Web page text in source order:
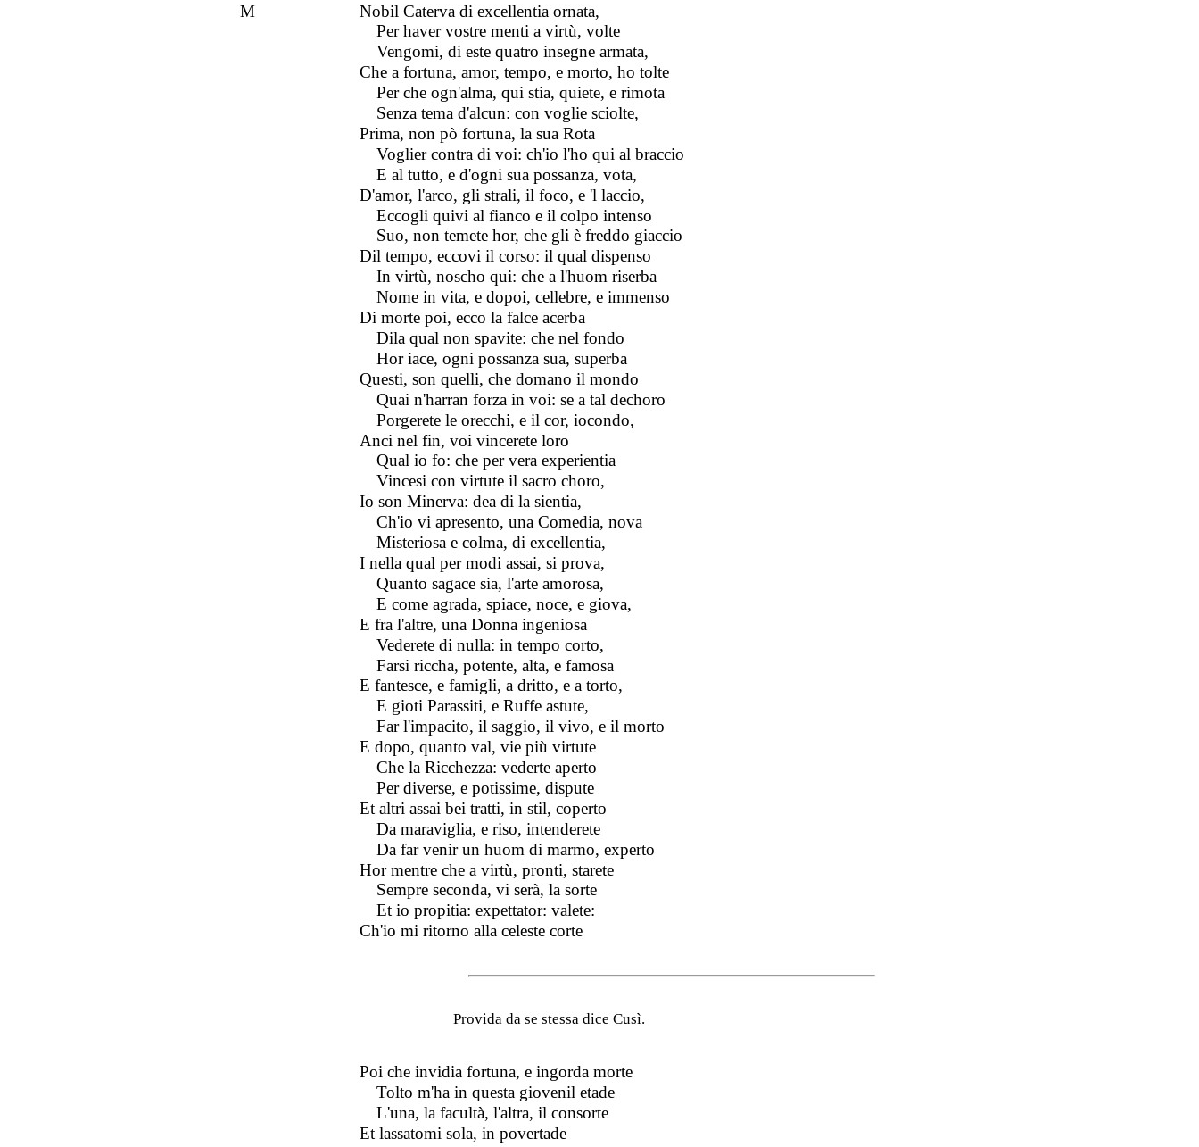
M
Nobil Caterva di excellentia ornata,
Per haver vostre menti a virtù, volte
Vengomi, di este quatro insegne armata,
Che a fortuna, amor, tempo, e morto, ho tolte
Per che ogn'alma, qui stia, quiete, e rimota
Senza tema d'alcun: con voglie sciolte,
Prima, non pò fortuna, la sua Rota
Voglier contra di voi: ch'io l'ho qui al braccio
E al tutto, e d'ogni sua possanza, vota,
D'amor, l'arco, gli strali, il foco, e 'l laccio,
Eccogli quivi al fianco e il colpo intenso
Suo, non temete hor, che gli è freddo giaccio
Dil tempo, eccovi il corso: il qual dispenso
In virtù, noscho qui: che a l'huom riserba
Nome in vita, e dopoi, cellebre, e immenso
Di morte poi, ecco la falce acerba
Dila qual non spavite: che nel fondo
Hor iace, ogni possanza sua, superba
Questi, son quelli, che domano il mondo
Quai n'harran forza in voi: se a tal dechoro
Porgerete le orecchi, e il cor, iocondo,
Anci nel fin, voi vincerete loro
Qual io fo: che per vera experientia
Vincesi con virtute il sacro choro,
Io son Minerva: dea di la sientia,
Ch'io vi apresento, una Comedia, nova
Misteriosa e colma, di excellentia,
I nella qual per modi assai, si prova,
Quanto sagace sia, l'arte amorosa,
E come agrada, spiace, noce, e giova,
E fra l'altre, una Donna ingeniosa
Vederete di nulla: in tempo corto,
Farsi riccha, potente, alta, e famosa
E fantesce, e famigli, a dritto, e a torto,
E gioti Parassiti, e Ruffe astute,
Far l'impacito, il saggio, il vivo, e il morto
E dopo, quanto val, vie più virtute
Che la Ricchezza: vederte aperto
Per diverse, e potissime, dispute
Et altri assai bei tratti, in stil, coperto
Da maraviglia, e riso, intenderete
Da far venir un huom di marmo, experto
Hor mentre che a virtù, pronti, starete
Sempre seconda, vi serà, la sorte
Et io propitia: expettator: valete:
Ch'io mi ritorno alla celeste corte
Provida da se stessa dice Cusì.
Poi che invidia fortuna, e ingorda morte
Tolto m'ha in questa giovenil etade
L'una, la facultà, l'altra, il consorte
Et lassatomi sola, in povertade